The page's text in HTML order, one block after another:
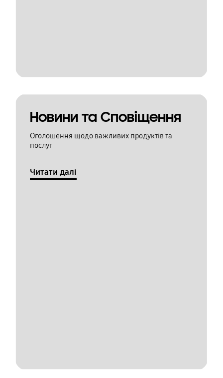
Новини та Сповіщення
Оголошення щодо важливих продуктів та
послуг
Читати далі